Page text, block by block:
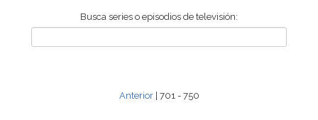
Busca series o episodios de televisión:
Anterior| 701 - 750